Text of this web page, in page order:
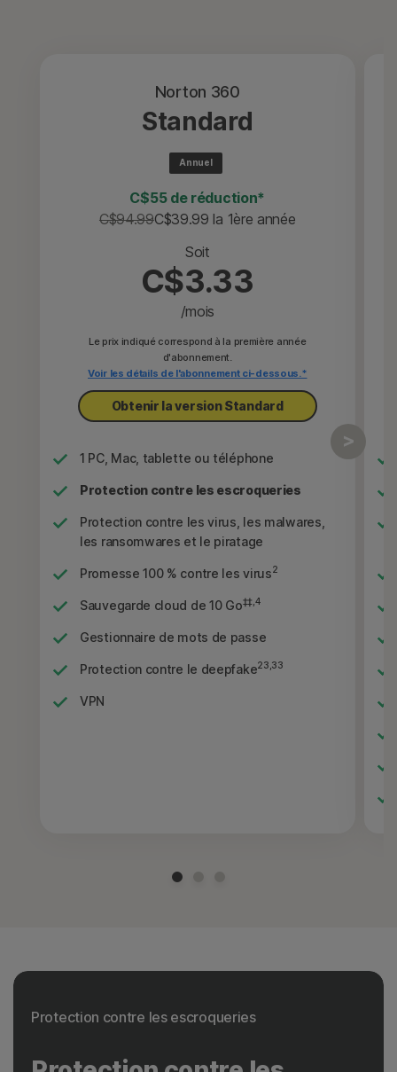
Norton 360
Standard
Annuel
C$55 de réduction*
C$94.99C$39.99 la 1ère année
Soit
C$3.33
/mois
Le prix indiqué correspond à la première année
d'abonnement.
Voir les détails de l'abonnement ci-dessous.*
Obtenir la version Standard
1 PC, Mac, tablette ou téléphone
Protection contre les escroqueries
Protection contre les virus, les malwares,
les ransomwares et le piratage
Promesse 100 % contre les virus2
Sauvegarde cloud de 10 Go‡‡,4
Gestionnaire de mots de passe
Protection contre le deepfake23,33
VPN
Protection contre les escroqueries